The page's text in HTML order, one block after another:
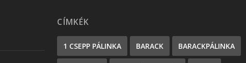
CÍMKÉK
1 CSEPP PÁLINKA BARACK BARACKPÁLINKA